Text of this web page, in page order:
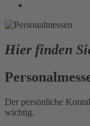
Hier finden
Der persönliche
wichtig.